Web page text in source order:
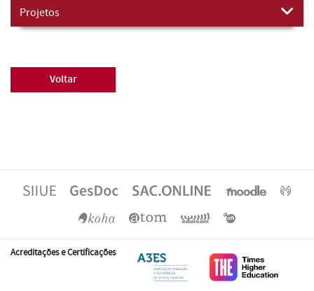
Projetos
Voltar
Acreditações e Certificações